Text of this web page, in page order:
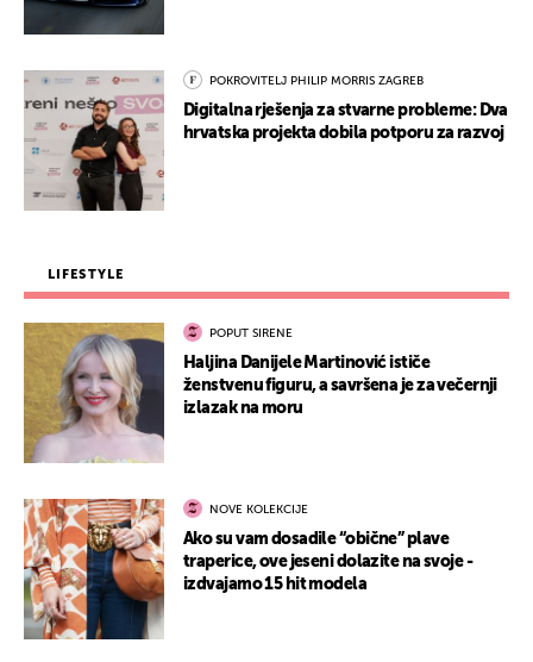
POKROVITELJ PHILIP MORRIS ZAGREB
Digitalna rješenja za stvarne probleme: Dva
hrvatska projekta dobila potporu za razvoj
LIFESTYLE
POPUT SIRENE
Haljina Danijele Martinović ističe
ženstvenu figuru, a savršena je za večernji
izlazak na moru
NOVE KOLEKCIJE
Ako su vam dosadile “obične” plave
traperice, ove jeseni dolazite na svoje -
izdvajamo 15 hit modela